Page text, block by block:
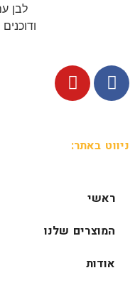
ניווט באתר:
ראשי
המוצרים שלנו
אודות